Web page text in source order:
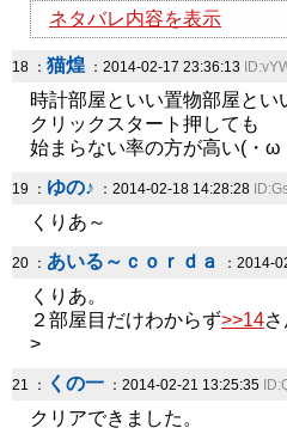
ネタバレ内容を表示
18 ： 猫煌：2014-02-17 23:36:13
時計部屋といい置物部屋とい
クリックスタート押しても
始まらない率の方が高い(・ω
19 ： ゆの♪ ：2014-02-18 14:28:28
くりあ～
20 ： あいる～ｃｏｒｄａ ：2014-
くりあ。
２部屋目だけわからず>>14
>
21 ： くの一 ：2014-02-21 13:25:35
クリアできました。